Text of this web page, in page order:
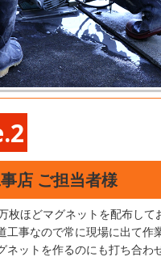
店 ご担当者様
枚ほどマグネットを配布して
工事なので常に現場に出て作
ネットを作るのにも打ち合わ